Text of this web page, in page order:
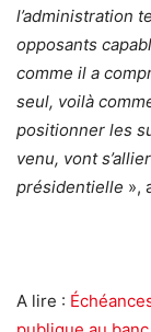
l’administration
opposants
comme il a
seul, voilà
positionner les
venu, vont
présidentielle »,
A lire :